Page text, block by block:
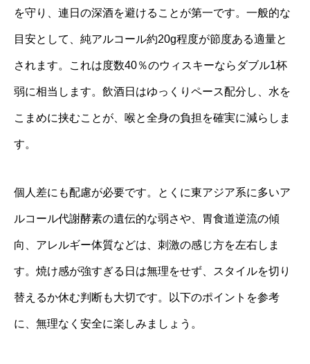
を守り、連日の深酒を避けることが第一です。一般的な
目安として、純アルコール約20g程度が節度ある適量と
されます。これは度数40％のウィスキーならダブル1杯
弱に相当します。飲酒日はゆっくりペース配分し、水を
こまめに挟むことが、喉と全身の負担を確実に減らしま
す。
個人差にも配慮が必要です。とくに東アジア系に多いア
ルコール代謝酵素の遺伝的な弱さや、胃食道逆流の傾
向、アレルギー体質などは、刺激の感じ方を左右しま
す。焼け感が強すぎる日は無理をせず、スタイルを切り
替えるか休む判断も大切です。以下のポイントを参考
に、無理なく安全に楽しみましょう。